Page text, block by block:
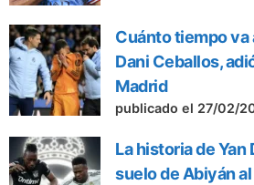
Cuánto tiempo
Dani Ceballos,
Madrid
publicado el 27/02/
La historia de Yan
suelo de Abiyán